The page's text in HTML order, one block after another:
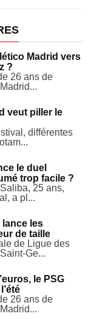
Madrid vers
?
26 ans de
veut piller le
différentes
le duel
trop facile ?
25 ans,
a pl...
lance les
de taille
de Ligue des
Ge...
le PSG
26 ans de